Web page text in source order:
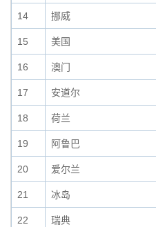
14 挪威
15 美国
16 澳门
17 安道尔
18 荷兰
19 阿鲁巴
20 爱尔兰
21 冰岛
22 瑞典